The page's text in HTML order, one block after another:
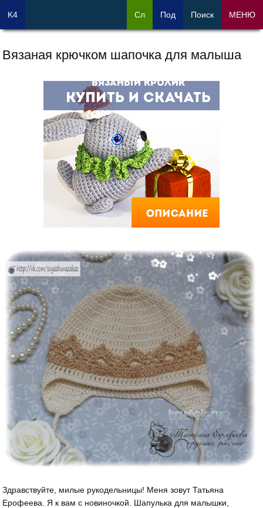
Вязаная крючком шапочка для малыша
Здравствуйте, милые рукодельницы! Меня зовут Татьяна
Ерофеева. Я к вам с новиночкой. Шапулька для малышки,
K4 Сл Под Поиск МЕНЮ